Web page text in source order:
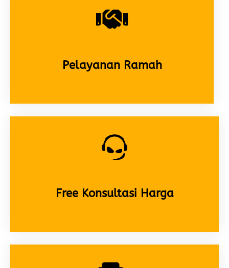
Pelayanan Ramah
Free Konsultasi Harga